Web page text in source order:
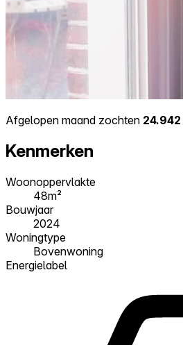
Afgelopen maand zochten 24.942
Kenmerken
Woonoppervlakte
48m²
Bouwjaar
2024
Woningtype
Bovenwoning
Energielabel